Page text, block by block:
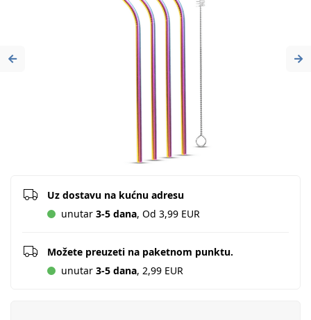
Previous
Uz dostavu na kućnu adresu
unutar 3-5 dana, Od 3,99 EUR
Možete preuzeti na paketnom punktu.
unutar 3-5 dana, 2,99 EUR